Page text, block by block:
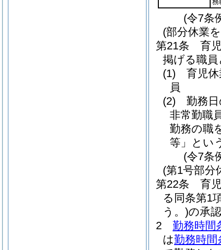
(令7条
(部分休業
第21条
育
掲げる職
(1)
育児
員
(2)
勤務
非常勤職
勤務の職
等」とい
(令7条
(第1号部分
第22条
育
る同条第1
う。)の承
2
勤務時間
は勤務時間